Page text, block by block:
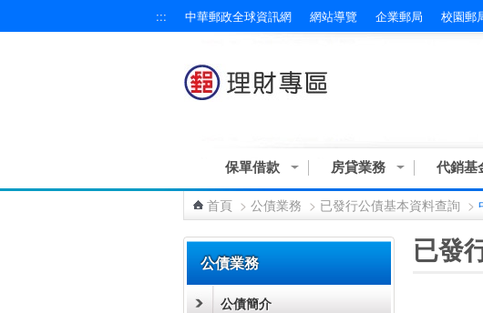
::: 中華郵政全球資訊網 網站導覽 企業郵局 校園郵
保單借款 房貸業務 代銷基
首頁 > 公債業務 > 已發行公債基本資料查詢 >
公債業務
公債簡介
已發